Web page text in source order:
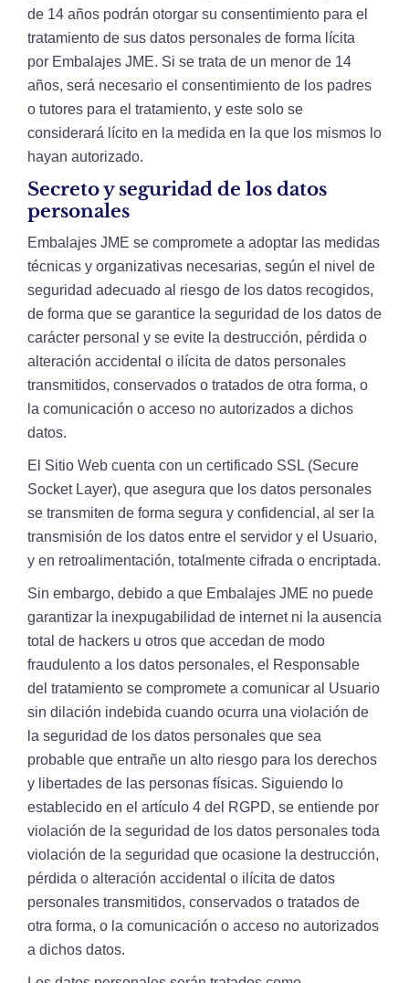
de 14 años podrán otorgar su consentimiento para el
tratamiento de sus datos personales de forma lícita
por Embalajes JME. Si se trata de un menor de 14
años, será necesario el consentimiento de los padres
o tutores para el tratamiento, y este solo se
considerará lícito en la medida en la que los mismos lo
hayan autorizado.
Secreto y seguridad de los datos
personales
Embalajes JME se compromete a adoptar las medidas
técnicas y organizativas necesarias, según el nivel de
seguridad adecuado al riesgo de los datos recogidos,
de forma que se garantice la seguridad de los datos de
carácter personal y se evite la destrucción, pérdida o
alteración accidental o ilícita de datos personales
transmitidos, conservados o tratados de otra forma, o
la comunicación o acceso no autorizados a dichos
datos.
El Sitio Web cuenta con un certificado SSL (Secure
Socket Layer), que asegura que los datos personales
se transmiten de forma segura y confidencial, al ser la
transmisión de los datos entre el servidor y el Usuario,
y en retroalimentación, totalmente cifrada o encriptada.
Sin embargo, debido a que Embalajes JME no puede
garantizar la inexpugabilidad de internet ni la ausencia
total de hackers u otros que accedan de modo
fraudulento a los datos personales, el Responsable
del tratamiento se compromete a comunicar al Usuario
sin dilación indebida cuando ocurra una violación de
la seguridad de los datos personales que sea
probable que entrañe un alto riesgo para los derechos
y libertades de las personas físicas. Siguiendo lo
establecido en el artículo 4 del RGPD, se entiende por
violación de la seguridad de los datos personales toda
violación de la seguridad que ocasione la destrucción,
pérdida o alteración accidental o ilícita de datos
personales transmitidos, conservados o tratados de
otra forma, o la comunicación o acceso no autorizados
a dichos datos.